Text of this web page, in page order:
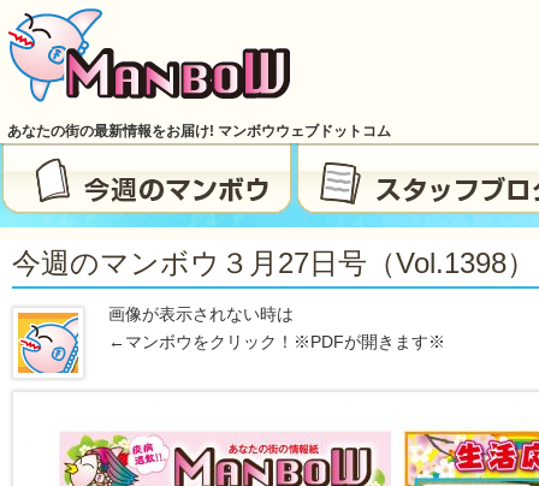
あなたの街の最新情報をお届け! マンボウウェブドットコム
今週のマンボウ３月27日号（vol.1398）
画像が表示されない時は
←マンボウをクリック！※PDFが開きます※